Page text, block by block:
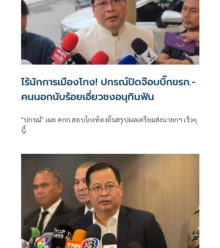
ไร้นักการเมืองโกง! ปกรณ์ปิดจ๊อบบิ๊กขรก.-
คนนอกนับร้อยเอี่ยวชงอนุทินฟัน
"ปกรณ์" เผย คกก.สอบโกงท้องถิ่นสรุปผลเตรียมส่งนายกฯ เร็วๆ
นี้